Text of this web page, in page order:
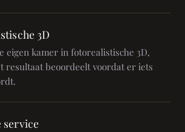
3D
eigen kamer in fotorealistische 3D,
resultaat beoordeelt voordat er iets
service